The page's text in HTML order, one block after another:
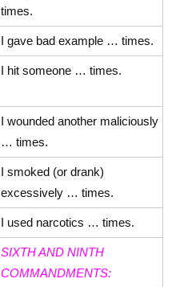
times.
I gave bad example … times.
I hit someone … times.
I wounded another maliciously
… times.
I smoked (or drank)
excessively … times.
I used narcotics … times.
SIXTH AND NINTH
COMMANDMENTS: